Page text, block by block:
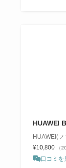
HUAWEI
HUAWEI(フ
¥10,800
（
口コミを